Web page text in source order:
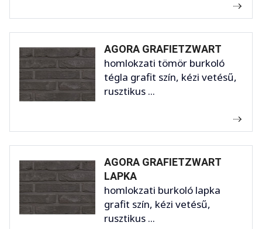
AGORA GRAFIETZWART
homlokzati tömör burkoló
tégla grafit szín, kézi vetésű,
rusztikus ...
AGORA GRAFIETZWART
LAPKA
homlokzati burkoló lapka
grafit szín, kézi vetésű,
rusztikus ...